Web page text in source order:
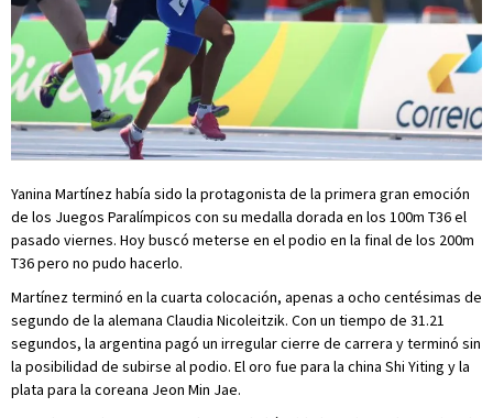
Yanina Martínez había sido la protagonista de la primera gran emoción
de los Juegos Paralímpicos con su medalla dorada en los 100m T36 el
pasado viernes. Hoy buscó meterse en el podio en la final de los 200m
T36 pero no pudo hacerlo.
Martínez terminó en la cuarta colocación, apenas a ocho centésimas de
segundo de la alemana Claudia Nicoleitzik. Con un tiempo de 31.21
segundos, la argentina pagó un irregular cierre de carrera y terminó sin
la posibilidad de subirse al podio. El oro fue para la china Shi Yiting y la
plata para la coreana Jeon Min Jae.